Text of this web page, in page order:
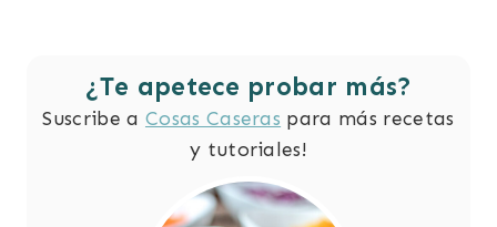
¿Te apetece probar más?
Suscribe a Cosas Caseras para más recetas
y tutoriales!